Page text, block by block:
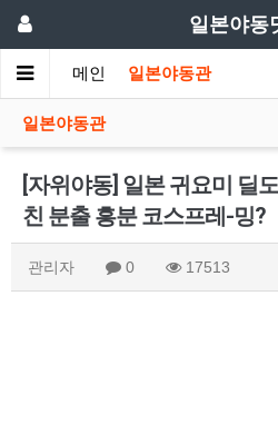
일본야동
메인 일본야동관
일본야동관
[자위야동] 일본 귀요미 딜
친 분출 흥분 코스프레-밍?
관리자 0 17513